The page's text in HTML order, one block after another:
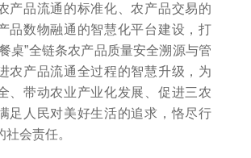
产品流通的标准化、农产品交易的
品数物融通的智慧化平台建设，打
桌”全链条农产品质量安全溯源与管
农产品流通全过程的智慧升级，为
、带动农业产业化发展、促进三农
足人民对美好生活的追求，恪尽行
会责任。